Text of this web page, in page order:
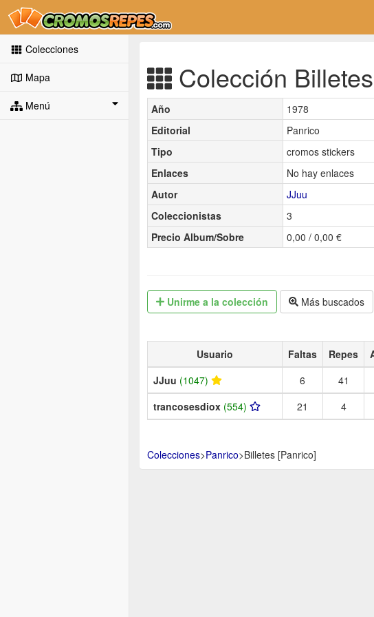
Colecciones
Mapa
Menú
Colección
Año
1978
Editorial
Panrico
Tipo
cromos stickers
Enlaces
No hay enlaces
Autor
JJuu
Coleccionistas
3
Precio Album/Sobre
0,00 / 0,00 €
Unirme a la colección Más buscados
Usuario Faltas Repes
JJuu (1047) 6 41
trancosesdiox (554) 21 4
Colecciones>Panrico>Billetes [Panrico]